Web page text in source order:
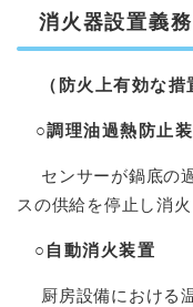
消火器設置義
（防火上有効な措
○調理油過熱防止
センサーが鍋底の
スの供給を停止し消
○自動消火装置
厨房設備における